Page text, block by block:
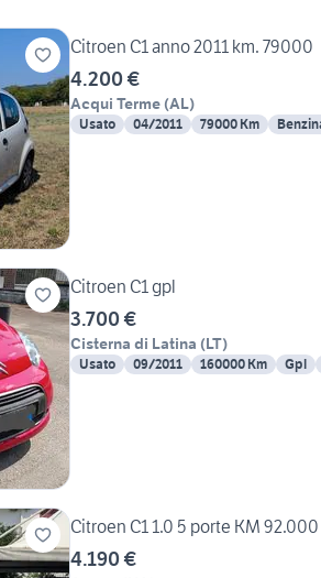
Citroen C1 anno 2011 km. 79000
4.200 €
Acqui Terme (AL)
Usato 04/2011 79000 Km
Citroen C1 gpl
3.700 €
Cisterna di Latina (LT)
Usato 09/2011 160000 Km Gpl
Citroen C1 1.0 5 porte KM 92.000
4.190 €